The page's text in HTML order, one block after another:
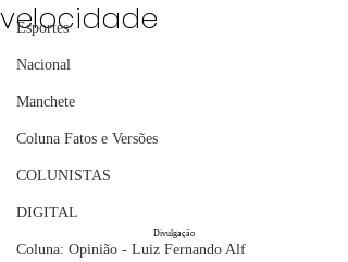
Esportes
Nacional
Manchete
Coluna Fatos e Versões
COLUNISTAS
DIGITAL
Coluna: Opinião - Luiz Fernando Alf
velocidade
Divulgação